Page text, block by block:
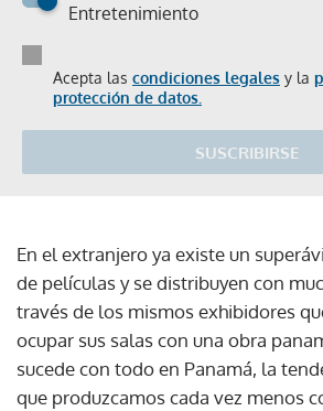
Entretenimiento
Acepta las condiciones legales y la
protección de datos.
SUSCRIBIRSE
En el extranjero ya existe un
de películas y se distribuyen con
través de los mismos exhibidores
ocupar sus salas con una obra
sucede con todo en Panamá, la
que produzcamos cada vez menos